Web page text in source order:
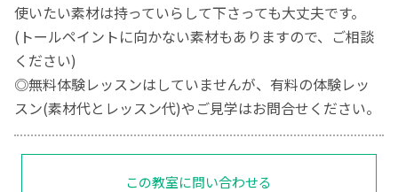
使いたい素材は持っていらして下さっても大丈夫です。
(トールペイントに向かない素材もありますので、ご相談
ください)
◎無料体験レッスンはしていませんが、有料の体験レッ
スン(素材代とレッスン代)やご見学はお問合せください。
この教室に問い合わせる